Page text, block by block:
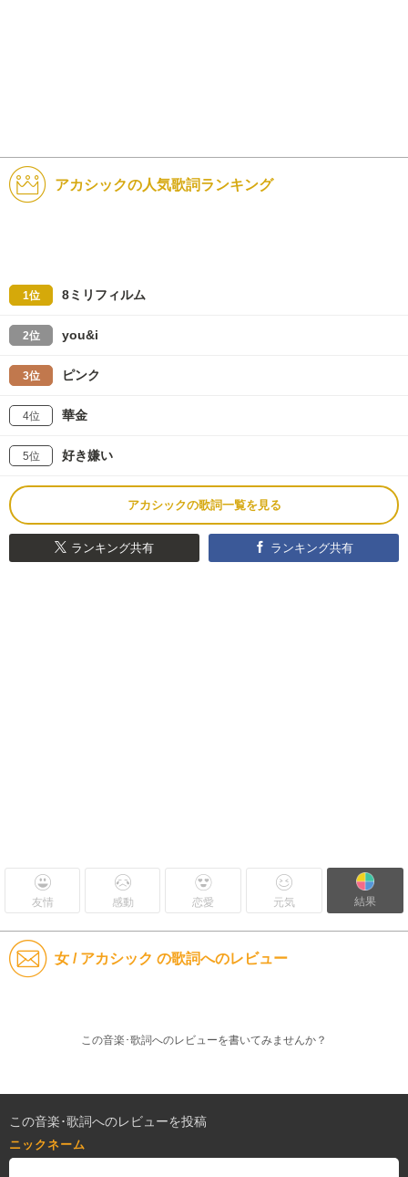
アカシックの人気歌詞ランキング
1位 8ミリフィルム
2位 you&i
3位 ピンク
4位 華金
5位 好き嫌い
アカシックの歌詞一覧を見る
ランキング共有 ランキング共有
友情 感動 恋愛 元気 結果
女 / アカシック の歌詞へのレビュー
この音楽･歌詞へのレビューを書いてみませんか？
この音楽･歌詞へのレビューを投稿
ニックネーム